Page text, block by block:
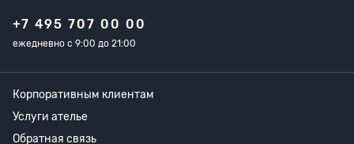
+7 495 707 00 00
ежедневно с 9:00 до 21:00
Корпоративным клиентам
Услуги ателье
Обратная связь